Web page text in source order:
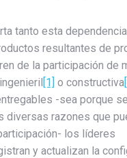
tanto esta
resultantes de
de la participación de
[1] o constructiva
-sea porque se
diversas razones que
los líderes
y actualizan la